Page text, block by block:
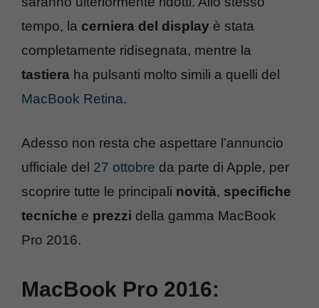
tempo, la cerniera del display è stata
completamente ridisegnata, mentre la
tastiera ha pulsanti molto simili a quelli del
MacBook Retina.
Adesso non resta che aspettare l’annuncio
ufficiale del 27 ottobre da parte di Apple, per
scoprire tutte le principali novità, specifiche
tecniche e prezzi della gamma MacBook
Pro 2016.
MacBook Pro 2016: